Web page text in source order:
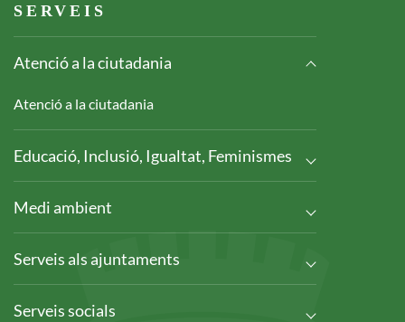
Footer serveis
SERVEIS
Atenció a la ciutadania
Atenció a la ciutadania
Educació, Inclusió, Igualtat, Feminismes
Medi ambient
Serveis als ajuntaments
Serveis socials